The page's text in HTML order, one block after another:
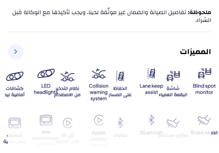
ملحوظة:تفاصيل الصيانة والضمان غير موثّقة لدينا، ويجب تأكيدها مع الوكالة قبل
الشراء.
المميزات